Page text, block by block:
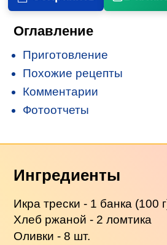
Оглавление
Приготовление
Похожие рецепты
Комментарии
Фотоотчеты
Ингредиенты
Икра трески - 1 банка (100
Хлеб ржаной - 2 ломтика
Оливки - 8 шт.